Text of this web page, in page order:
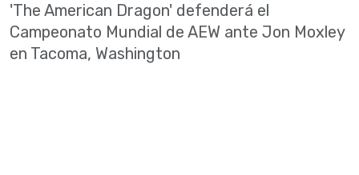
'The American Dragon' defenderá el
Campeonato Mundial de AEW ante Jon Moxley
en Tacoma, Washington